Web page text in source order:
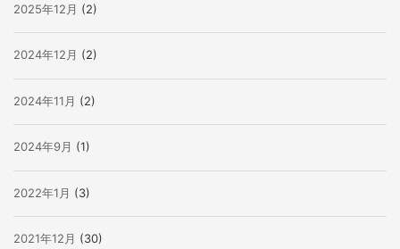
2025年12月 (2)
2024年12月 (2)
2024年11月 (2)
2024年9月 (1)
2022年1月 (3)
2021年12月 (30)